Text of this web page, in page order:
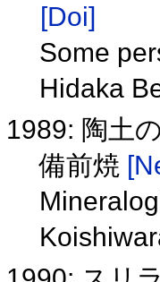
[Doi]
Some
Hidaka
1989: 陶土
備前焼